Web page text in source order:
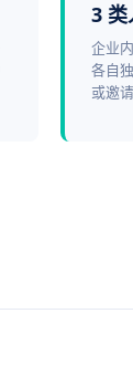
3 类
企业
各自
或邀